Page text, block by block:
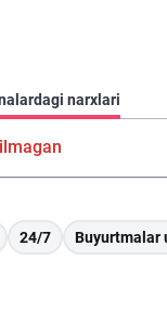
narxlari
24/7 Buyurtmalar